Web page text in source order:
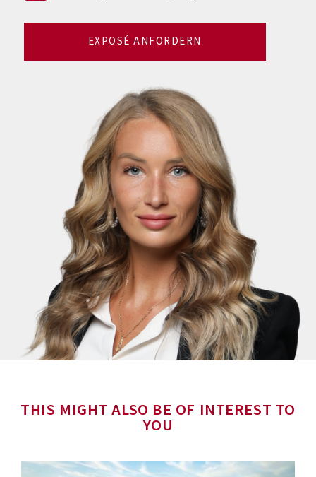
EXPOSÉ ANFORDERN
THIS MIGHT ALSO BE OF INTEREST TO
YOU